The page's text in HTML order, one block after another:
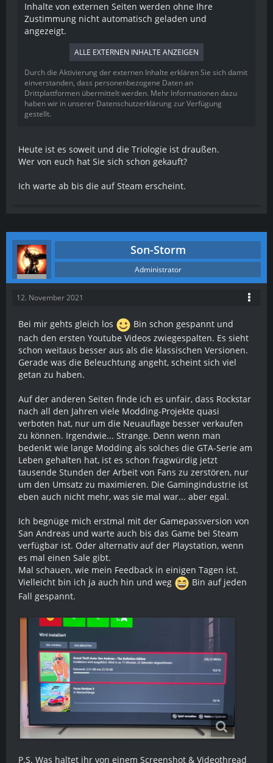
Inhalte von externen Seiten werden ohne Ihre
Zustimmung nicht automatisch geladen und
angezeigt.
ALLE EXTERNEN INHALTE ANZEIGEN
Durch die Aktivierung der externen Inhalte erklären Sie sich damit
einverstanden, dass personenbezogene Daten an
Drittplattformen übermittelt werden. Mehr Informationen dazu
haben wir in unserer Datenschutzerklärung zur Verfügung
gestellt.
Heute ist es soweit und die Triologie ist draußen.
Wer von euch hat Sie sich schon gekauft?
Ich warte ab bis die auf Steam erscheint.
Son-Storm
Administrator
12. November 2021
Bei mir gehts gleich los
Bin schon gespannt und
nach den ersten Youtube Videos zwiegespalten. Es sieht
schon weitaus besser aus als die klassischen Versionen.
Gerade was die Beleuchtung angeht, scheint sich viel
getan zu haben.
Auf der anderen Seiten finde ich es unfair, dass Rockstar
nach all den Jahren viele Modding-Projekte quasi
verboten hat, nur um die Neuauflage besser verkaufen
zu können. Irgendwie... Strange. Denn wenn man
bedenkt wie lange Modding als solches die GTA-Serie am
Leben gehalten hat, ist es schon fragwürdig jetzt
tausende Stunden der Arbeit von Fans zu zerstören, nur
um den Umsatz zu maximieren. Die Gamingindustrie ist
eben auch nicht mehr, was sie mal war... aber egal.
Ich begnüge mich erstmal mit der Gamepassversion von
San Andreas und warte auch bis das Game bei Steam
verfügbar ist. Oder alternativ auf der Playstation, wenn
es mal einen Sale gibt.
Mal schauen, wie mein Feedback in einigen Tagen ist.
Vielleicht bin ich ja auch hin und weg
Bin auf jeden
Fall gespannt.
P.S. Was haltet ihr von einem Screenshot & Videothread